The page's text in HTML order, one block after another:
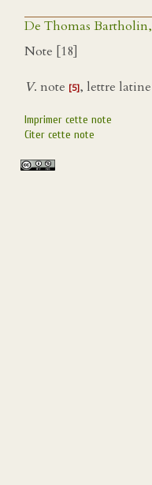
De Thomas Bartholin,
Note [18]
V. note [5], lettre latine
Imprimer cette note
Citer cette note